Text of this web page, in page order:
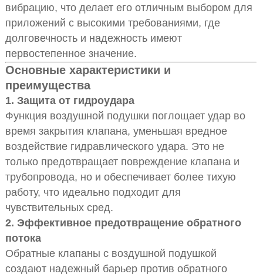
вибрацию, что делает его отличным выбором для
приложений с высокими требованиями, где
долговечность и надежность имеют
первостепенное значение.
Основные характеристики и
преимущества
1. Защита от гидроудара
Функция воздушной подушки поглощает удар во
время закрытия клапана, уменьшая вредное
воздействие гидравлического удара. Это не
только предотвращает повреждение клапана и
трубопровода, но и обеспечивает более тихую
работу, что идеально подходит для
чувствительных сред.
2. Эффективное предотвращение обратного
потока
Обратные клапаны с воздушной подушкой
создают надежный барьер против обратного